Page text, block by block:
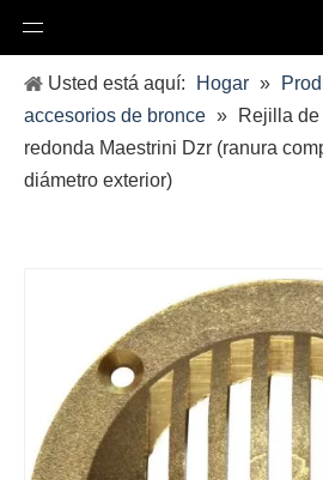
Usted está aquí: Hogar »
accesorios de bronce »
Rejilla
redonda Maestrini Dzr (ranura
diámetro exterior)